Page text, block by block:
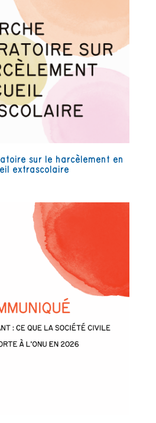
sur le harcèlement en
extrascolaire